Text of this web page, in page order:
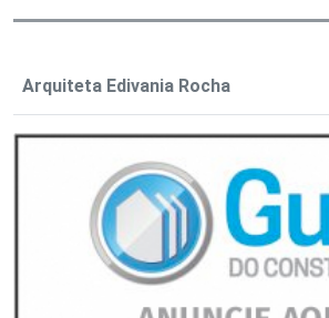
Arquiteta Edivania Rocha